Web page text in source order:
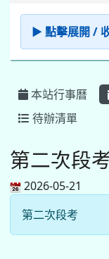
▶ 點擊展開 /
本站行事曆
待辦清單
第二次段
2026-05-21
第二次段考